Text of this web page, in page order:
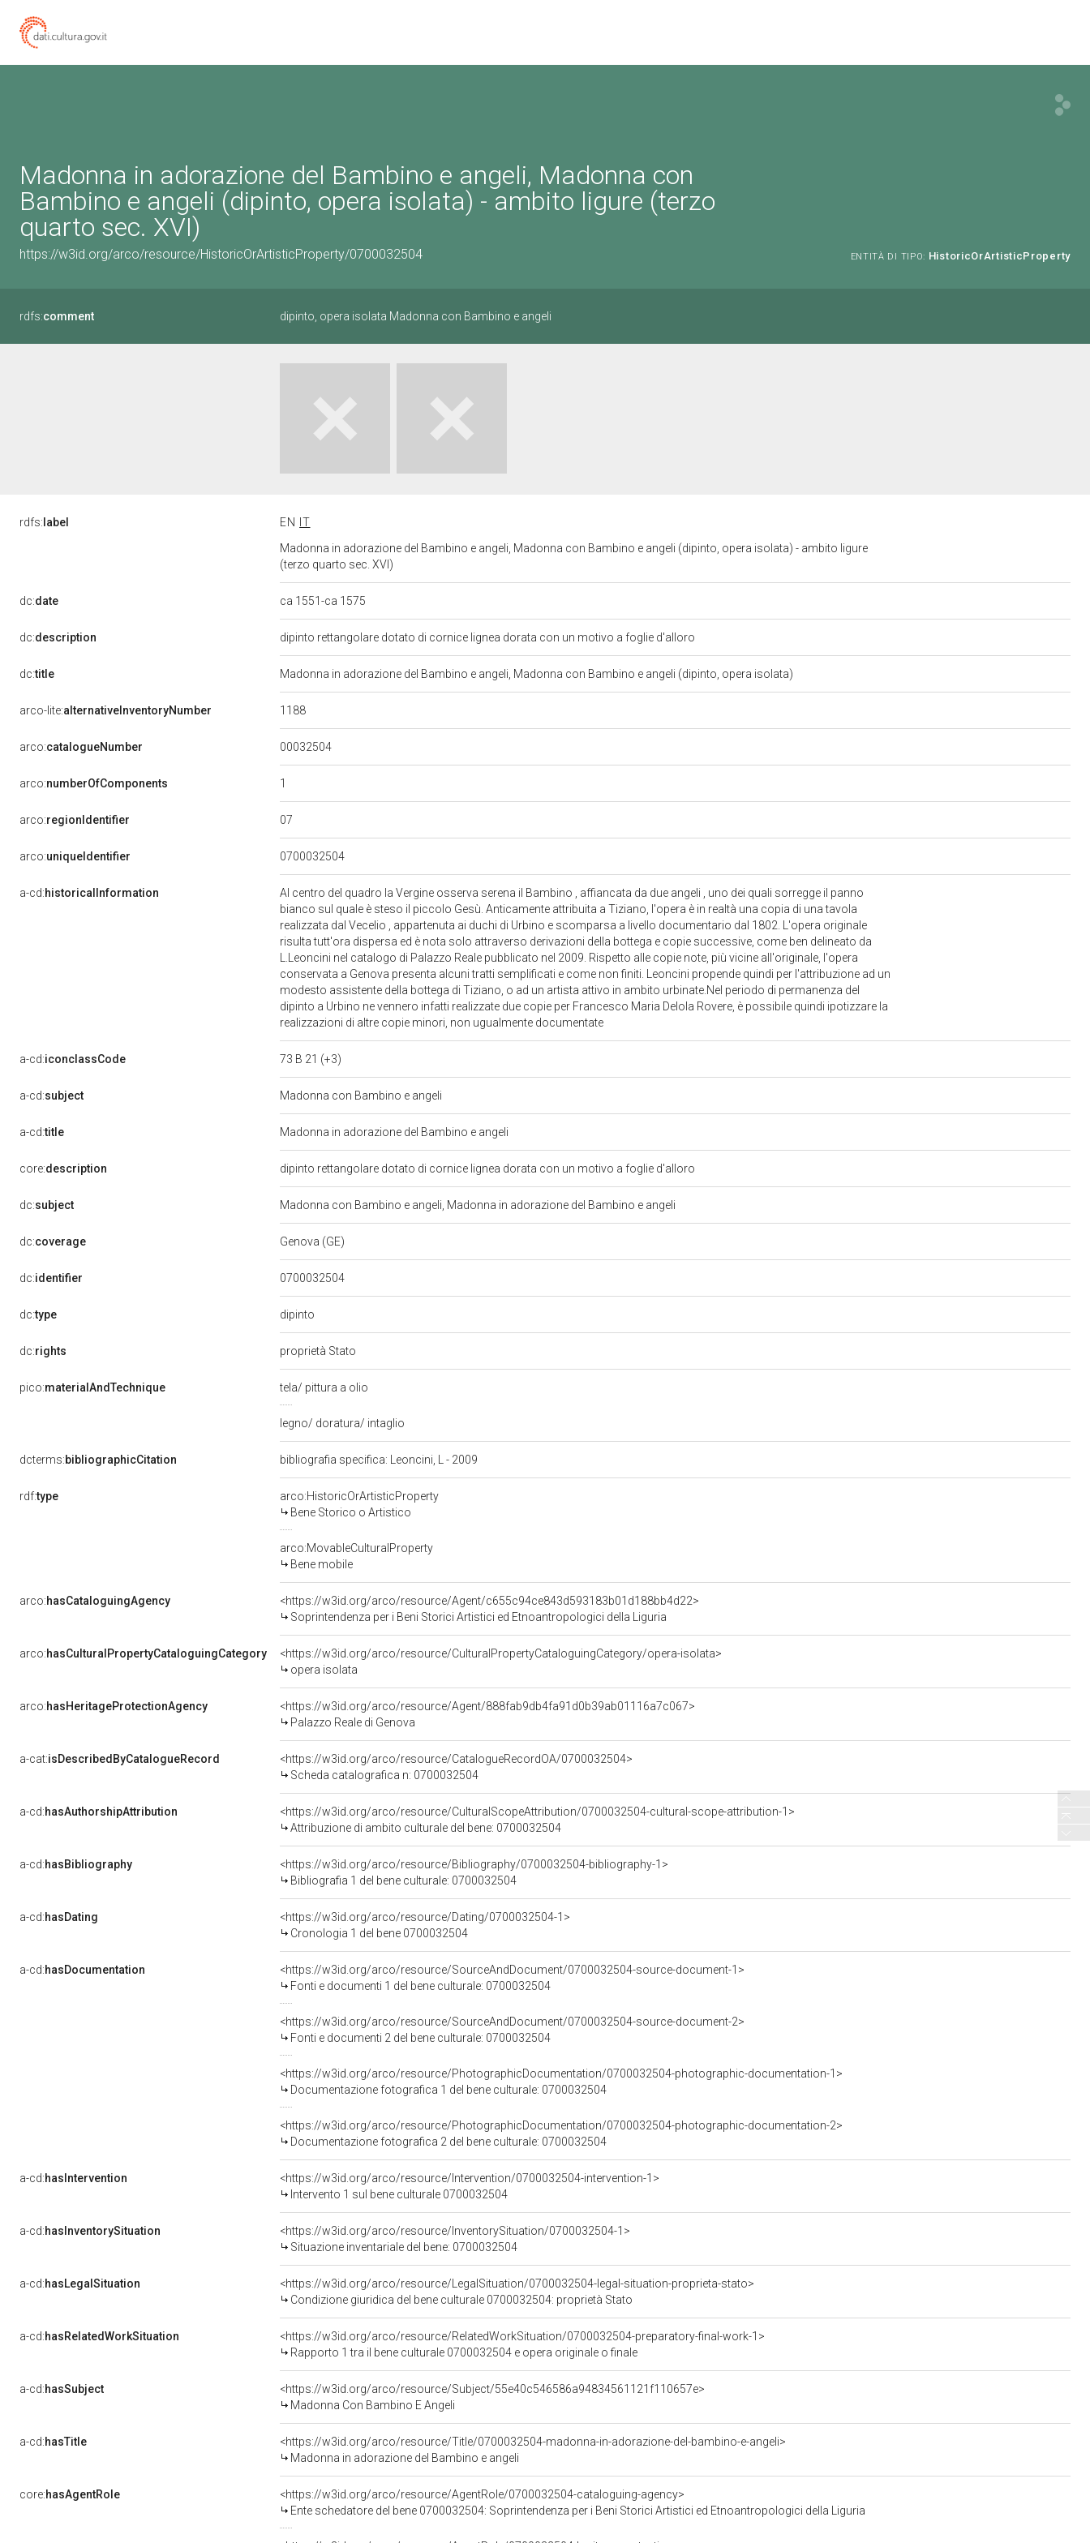
Madonna in adorazione del Bambino e angeli, Madonna con
Bambino e angeli (dipinto, opera isolata) - ambito ligure (terzo
quarto sec. XVI)
https://w3id.org/arco/resource/HistoricOrArtisticProperty/0700032504 ENTITÀ DI TIPO: HistoricOrArtisticProperty
rdfs:comment dipinto, opera isolata Madonna con Bambino e angeli
rdfs: label EN
IT
Madonna in adorazione del Bambino e angeli, Madonna con Bambino e angeli (dipinto, opera isolata) - ambito ligure
(terzo quarto sec. XVI)
dc:date ca 1551-ca 1575
dc:description dipinto rettangolare dotato di cornice lignea dorata con un motivo a foglie d'alloro
dc:title Madonna in adorazione del Bambino e angeli, Madonna con Bambino e angeli (dipinto, opera isolata)
arco-lite:alternativeInventoryNumber 1188
arco:catalogueNumber 00032504
arco:numberOfComponents 1
arco:regionIdentifier 07
arco:uniqueIdentifier 0700032504
a-cd:historicalInformation
Al centro del quadro la Vergine osserva serena il Bambino , affiancata da due angeli , uno dei quali sorregge il panno
bianco sul quale è steso il piccolo Gesù. Anticamente attribuita a Tiziano, l'opera è in realtà una copia di una tavola
realizzata dal Vecelio , appartenuta ai duchi di Urbino e scomparsa a livello documentario dal 1802. L'opera originale
risulta tutt'ora dispersa ed è nota solo attraverso derivazioni della bottega e copie successive, come ben delineato da
L.Leoncini nel catalogo di Palazzo Reale pubblicato nel 2009. Rispetto alle copie note, più vicine all'originale, l'opera
conservata a Genova presenta alcuni tratti semplificati e come non finiti. Leoncini propende quindi per l'attribuzione ad un
modesto assistente della bottega di Tiziano, o ad un artista attivo in ambito urbinate.Nel periodo di permanenza del
dipinto a Urbino ne vennero infatti realizzate due copie per Francesco Maria Delola Rovere, è possibile quindi ipotizzare la
realizzazioni di altre copie minori, non ugualmente documentate
a-cd:iconclassCode 73 B 21 (+3)
a-cd:subject Madonna con Bambino e angeli
a-cd:title Madonna in adorazione del Bambino e angeli
core:description dipinto rettangolare dotato di cornice lignea dorata con un motivo a foglie d'alloro
dc:subject Madonna con Bambino e angeli, Madonna in adorazione del Bambino e angeli
dc:coverage Genova (GE)
dc:identifier 0700032504
dc:type dipinto
dc:rights proprietà Stato
pico:materialAndTechnique tela/ pittura a olio
legno/ doratura/ intaglio
dcterms:bibliographicCitation bibliografia specifica: Leoncini, L - 2009
rdf:type
arco:HistoricOrArtisticProperty
Bene Storico o Artistico
arco:MovableCulturalProperty
Bene mobile
arco:hasCataloguingAgency
<https://w3id.org/arco/resource/Agent/c655c94ce843d593183b01d188bb4d22>
Soprintendenza per i Beni Storici Artistici ed Etnoantropologici della Liguria
arco:hasCulturalPropertyCataloguingCategory
<https://w3id.org/arco/resource/CulturalPropertyCataloguingCategory/opera-isolata>
opera isolata
arco:hasHeritageProtectionAgency
<https://w3id.org/arco/resource/Agent/888fab9db4fa91d0b39ab01116a7c067>
Palazzo Reale di Genova
a-cat:isDescribedByCatalogueRecord
<https://w3id.org/arco/resource/CatalogueRecordOA/0700032504>
Scheda catalografica n: 0700032504
a-cd:hasAuthorshipAttribution
<https://w3id.org/arco/resource/CulturalScopeAttribution/0700032504-cultural-scope-attribution-1>
Attribuzione di ambito culturale del bene: 0700032504
a-cd:hasBibliography
<https://w3id.org/arco/resource/Bibliography/0700032504-bibliography-1>
Bibliografia 1 del bene culturale: 0700032504
a-cd:hasDating
<https://w3id.org/arco/resource/Dating/0700032504-1>
Cronologia 1 del bene 0700032504
a-cd:hasDocumentation
<https://w3id.org/arco/resource/SourceAndDocument/0700032504-source-document-1>
Fonti e documenti 1 del bene culturale: 0700032504
<https://w3id.org/arco/resource/SourceAndDocument/0700032504-source-document-2>
Fonti e documenti 2 del bene culturale: 0700032504
<https://w3id.org/arco/resource/PhotographicDocumentation/0700032504-photographic-documentation-1>
Documentazione fotografica 1 del bene culturale: 0700032504
<https://w3id.org/arco/resource/PhotographicDocumentation/0700032504-photographic-documentation-2>
Documentazione fotografica 2 del bene culturale: 0700032504
a-cd:hasIntervention
<https://w3id.org/arco/resource/Intervention/0700032504-intervention-1>
Intervento 1 sul bene culturale 0700032504
a-cd:hasInventorySituation
<https://w3id.org/arco/resource/InventorySituation/0700032504-1>
Situazione inventariale del bene: 0700032504
a-cd:hasLegalSituation
<https://w3id.org/arco/resource/LegalSituation/0700032504-legal-situation-proprieta-stato>
Condizione giuridica del bene culturale 0700032504: proprietà Stato
a-cd:hasRelatedWorkSituation
<https://w3id.org/arco/resource/RelatedWorkSituation/0700032504-preparatory-final-work-1>
Rapporto 1 tra il bene culturale 0700032504 e opera originale o finale
a-cd:hasSubject
<https://w3id.org/arco/resource/Subject/55e40c546586a94834561121f110657e>
Madonna Con Bambino E Angeli
a-cd:hasTitle
<https://w3id.org/arco/resource/Title/0700032504-madonna-in-adorazione-del-bambino-e-angeli>
Madonna in adorazione del Bambino e angeli
core:hasAgentRole
<https://w3id.org/arco/resource/AgentRole/0700032504-cataloguing-agency>
Ente schedatore del bene 0700032504: Soprintendenza per i Beni Storici Artistici ed Etnoantropologici della Liguria